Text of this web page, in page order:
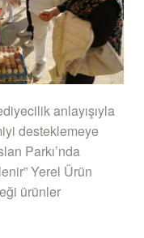
anlayışıyla
desteklemeye
Parkı’nda
Yerel Ürün
ürünler